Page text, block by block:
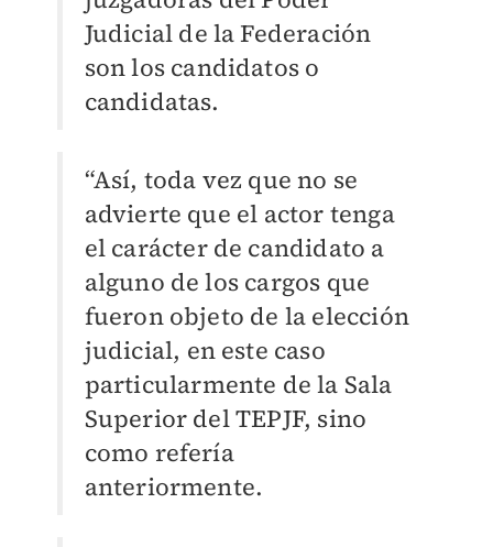
Judicial de la Federación
son los candidatos o
candidatas.
“Así, toda vez que no se
advierte que el actor tenga
el carácter de candidato a
alguno de los cargos que
fueron objeto de la elección
judicial, en este caso
particularmente de la Sala
Superior del TEPJF, sino
como refería
anteriormente.